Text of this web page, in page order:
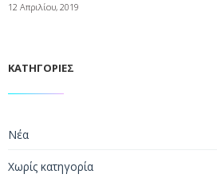
12 Απριλίου, 2019
ΚΑΤΗΓΟΡΙΕΣ
Νέα
Χωρίς κατηγορία